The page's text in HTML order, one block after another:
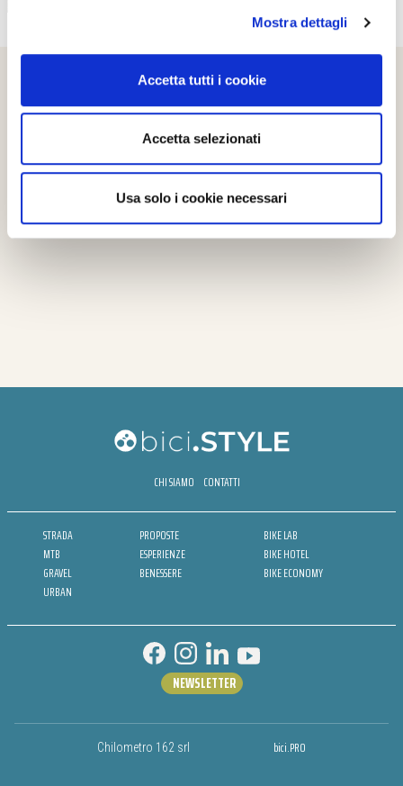
Mostra dettagli
Accetta tutti i cookie
Accetta selezionati
Usa solo i cookie necessari
CHI SIAMO CONTATTI
STRADA
MTB
GRAVEL
URBAN
PROPOSTE
ESPERIENZE
BENESSERE
BIKE LAB
BIKE HOTEL
BIKE ECONOMY
Chilometro 162 srl bici.PRO
NEWSLETTER